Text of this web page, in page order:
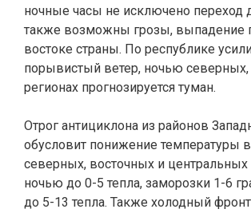
ночные часы не исключено переход
также возможны грозы, выпадение
востоке страны. По республике
порывистый ветер, ночью
регионах прогнозируется туман.
Отрог антициклона из районов
обусловит понижение температуры
северных, восточных и центральных
ночью до 0-5 тепла, заморозки 1-6
до 5-13 тепла. Также холодный